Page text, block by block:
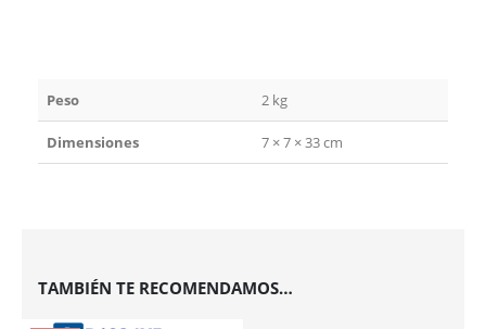
Peso 2 kg
Dimensiones 7 × 7 × 33 cm
TAMBIÉN TE RECOMENDAMOS…